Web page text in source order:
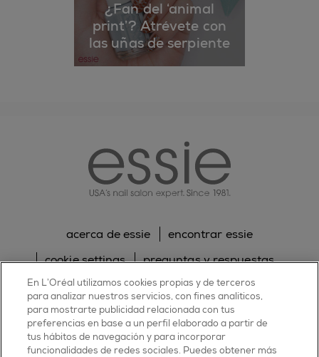
¿Fan del ‘animal
print’? Atrévete con
las uñas de serpiente
acerca de essie
encontrar essie
cookie settings
preguntas y respuestas
sitemap
contacta con nosotros
política de cookies
política de privacidad
facebooktwitterpinterestyoutube
En L’Oréal utilizamos cookies propias y de terceros
para analizar nuestros servicios, con fines analíticos,
para mostrarte publicidad relacionada con tus
preferencias en base a un perfil elaborado a partir de
tus hábitos de navegación y para incorporar
funcionalidades de redes sociales. Puedes obtener más